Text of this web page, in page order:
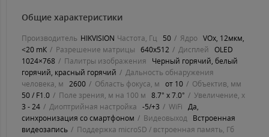
Общие характеристики
Производитель HIKVISION Частота, Гц 50 Ядро VOx, 12мĸм,
<20 mК
Разрешение матрицы 640x512 Дисплей ОLЕD
1024×768
Палитры изображения
Черный горячий, белый
горячий, красный горячий
Дальность обнаружения
человека, м 2600 Область фокуса, м от 10
Объектив, мм
50 / F1.0
Поле зрения, м на 100 м 8.7° x 7.0°
Увеличение, х
3 - 24
Диоптрийная настройка -5/+3 WiFi Да,
синхронизация со смартфоном
Видеовыход Встроенная
видеозапись
Поддержка microSD / встроенная память, Гб